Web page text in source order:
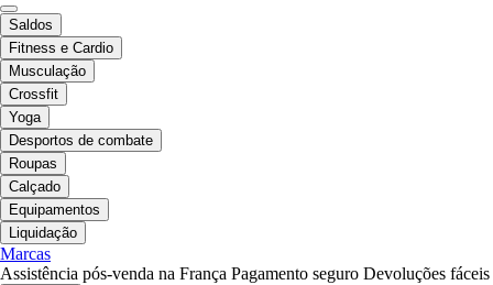
Saldos
Fitness e Cardio
Musculação
Crossfit
Yoga
Desportos de combate
Roupas
Calçado
Equipamentos
Liquidação
Marcas
Assistência pós-venda na França Pagamento seguro Devoluções fáceis